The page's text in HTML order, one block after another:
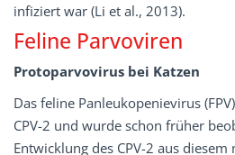
infiziert war (Li et al., 2013).
Feline Parvoviren
Protoparvovirus bei Katzen
Das feline Panleukopenievirus
CPV-2 und wurde schon früher
Entwicklung des CPV-2 aus diesem